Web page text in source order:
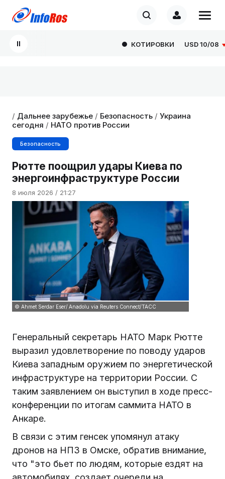
КОТИРОВКИ USD10/08
/ Дальнее зарубежье / Безопасность / Украина
сегодня / НАТО против России
Безопасность
Рютте поощрил удары Киева по
энергоинфраструктуре России
8 июля 2026 / 21:27
© Ahmet Serdar Eser/ Anadolu via Reuters Connect/ТАСС
Генеральный секретарь НАТО Марк Рютте
выразил удовлетворение по поводу ударов
Киева западным оружием по энергетической
инфраструктуре на территории России. С
таким заявлением он выступил в ходе пресс-
конференции по итогам саммита НАТО в
Анкаре.
В связи с этим генсек упомянул атаку
дронов на НПЗ в Омске, обратив внимание,
что "это бьет по людям, которые ездят на